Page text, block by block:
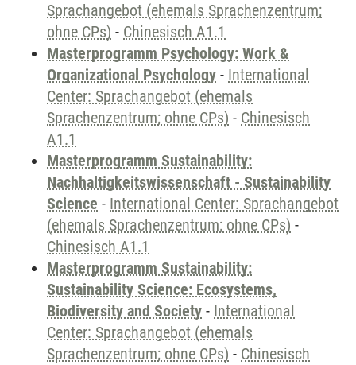
Sprachangebot (ehemals Sprachenzentrum;
ohne CPs) - Chinesisch A1.1
Masterprogramm Psychology: Work &
Organizational Psychology - International
Center: Sprachangebot (ehemals
Sprachenzentrum; ohne CPs) - Chinesisch
A1.1
Masterprogramm Sustainability:
Nachhaltigkeitswissenschaft - Sustainability
Science - International Center: Sprachangebot
(ehemals Sprachenzentrum; ohne CPs) -
Chinesisch A1.1
Masterprogramm Sustainability:
Sustainability Science: Ecosystems,
Biodiversity and Society - International
Center: Sprachangebot (ehemals
Sprachenzentrum; ohne CPs) - Chinesisch